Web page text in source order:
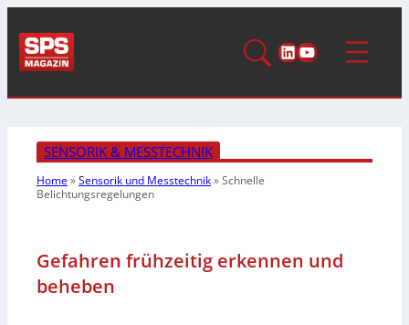
LinkedIn
YouTube
SENSORIK & MESSTECHNIK
Home»Sensorik und Messtechnik»Schnelle
Belichtungsregelungen
Gefahren frühzeitig erkennen und
beheben